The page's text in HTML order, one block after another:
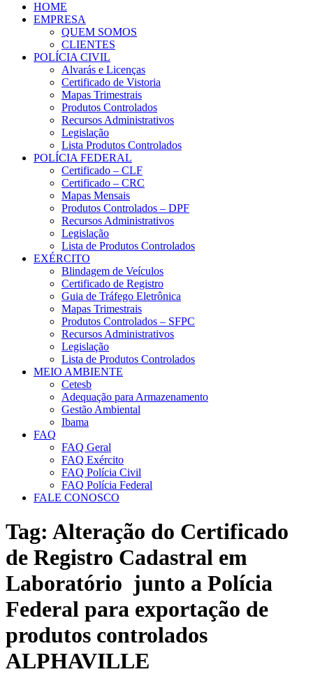
HOME
EMPRESA
QUEM SOMOS
CLIENTES
POLÍCIA CIVIL
Alvarás e Licenças
Certificado de Vistoria
Mapas Trimestrais
Produtos Controlados
Recursos Administrativos
Legislação
Lista Produtos Controlados
POLÍCIA FEDERAL
Certificado – CLF
Certificado – CRC
Mapas Mensais
Produtos Controlados – DPF
Recursos Administrativos
Legislação
Lista de Produtos Controlados
EXÉRCITO
Blindagem de Veículos
Certificado de Registro
Guia de Tráfego Eletrônica
Mapas Trimestrais
Produtos Controlados – SFPC
Recursos Administrativos
Legislação
Lista de Produtos Controlados
MEIO AMBIENTE
Cetesb
Adequação para Armazenamento
Gestão Ambiental
Ibama
FAQ
FAQ Geral
FAQ Exército
FAQ Polícia Civil
FAQ Polícia Federal
FALE CONOSCO
Tag: Alteração do Certificado
de Registro Cadastral em
Laboratório junto a Polícia
Federal para exportação de
produtos controlados
ALPHAVILLE